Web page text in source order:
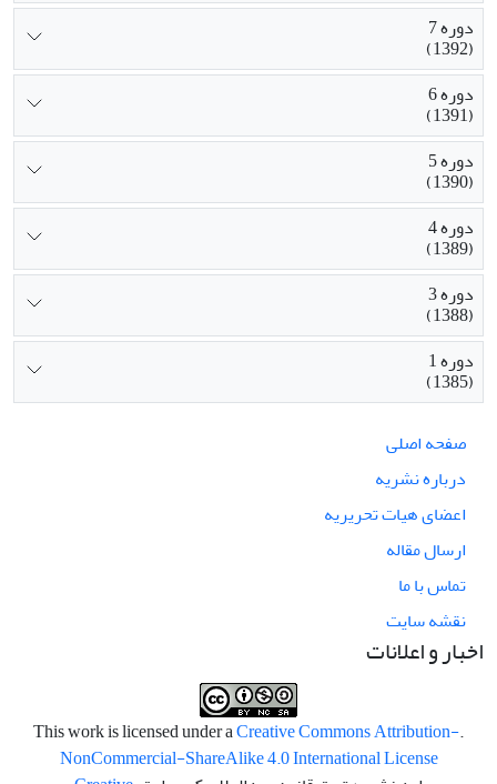
دوره 7
(1392)
دوره 6
(1391)
دوره 5
(1390)
دوره 4
(1389)
دوره 3
(1388)
دوره 1
(1385)
صفحه اصلی
درباره نشریه
اعضای هیات تحریریه
ارسال مقاله
تماس با ما
نقشه سایت
اخبار و اعلانات
.This work is licensed under a
Creative Commons Attribution-
NonCommercial-ShareAlike 4.0 International License